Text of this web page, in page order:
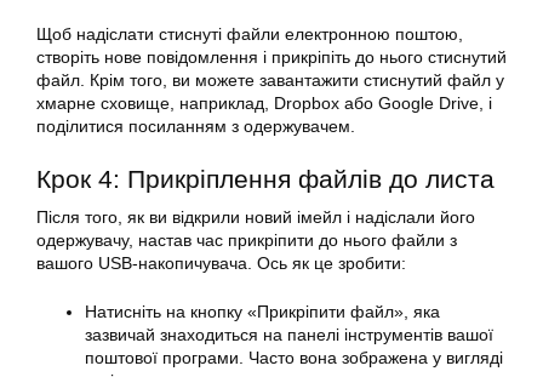
Щоб надіслати стиснуті файли електронною поштою,
створіть нове повідомлення і прикріпіть до нього стиснутий
файл. Крім того, ви можете завантажити стиснутий файл у
хмарне сховище, наприклад, Dropbox або Google Drive, і
поділитися посиланням з одержувачем.
Крок 4: Прикріплення файлів до листа
Після того, як ви відкрили новий імейл і надіслали його
одержувачу, настав час прикріпити до нього файли з
вашого USB-накопичувача. Ось як це зробити:
Натисніть на кнопку «Прикріпити файл», яка
зазвичай знаходиться на панелі інструментів вашої
поштової програми. Часто вона зображена у вигляді